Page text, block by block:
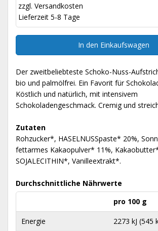
zzgl. Versandkosten
Lieferzeit 5-8 Tage
In den Einkaufswagen
Der zweitbeliebteste Schoko-Nuss-
bio und palmölfrei. Ein Favorit für
Köstlich und natürlich, mit intensivem
Schokoladengeschmack. Cremig und
Zutaten
Rohzucker*, HASELNUSSpaste* 20%,
fettarmes Kakaopulver* 11%,
SOJALECITHIN*, Vanilleextrakt*.
Durchschnittliche Nährwerte
pro 100 g
Energie 2273 kJ (545